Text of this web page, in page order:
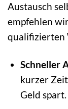
Austausch
empfehlen
qualifizierten
Schneller
kurzer
Geld spart.